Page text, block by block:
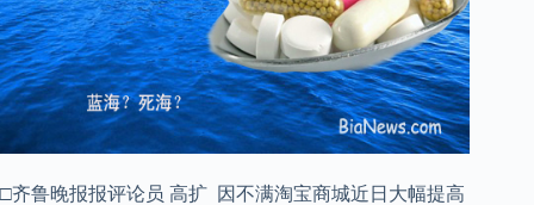
□齐鲁晚报报评论员 高扩 因不满淘宝商城近日大幅提高